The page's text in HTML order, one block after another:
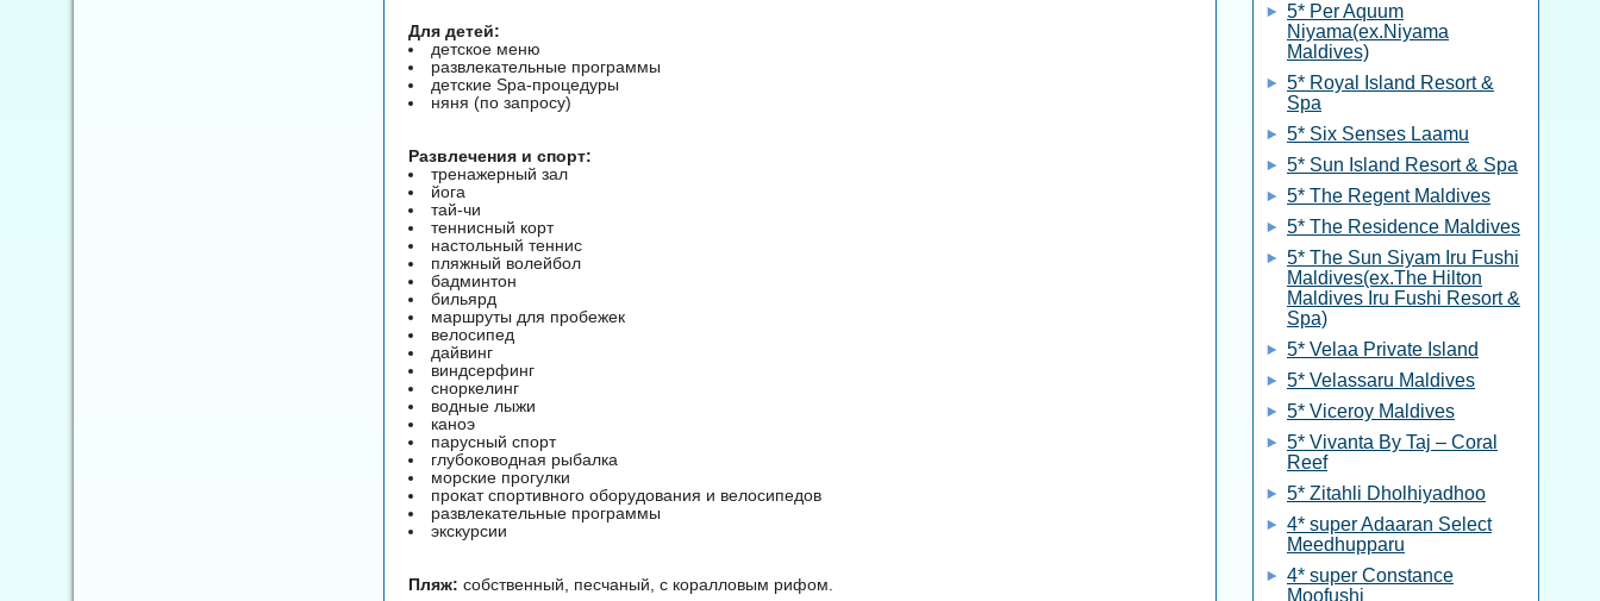
Для детей:
детское меню
развлекательные программы
детские Spa-процедуры
няня (по запросу)
Развлечения и спорт:
тренажерный зал
йога
тай-чи
теннисный корт
настольный теннис
пляжный волейбол
бадминтон
бильярд
маршруты для пробежек
велосипед
дайвинг
виндсерфинг
сноркелинг
водные лыжи
каноэ
парусный спорт
глубоководная рыбалка
морские прогулки
прокат спортивного оборудования и велосипедов
развлекательные программы
экскурсии
Пляж: собственный, песчаный, с коралловым рифом.
5* Per Aquum
Niyama(ex.Niyama
Maldives)
5* Royal Island Resort &
Spa
5* Six Senses Laamu
5* Sun Island Resort & Spa
5* The Regent Maldives
5* The Residence Maldives
5* The Sun Siyam Iru Fushi
Maldives(ex.The Hilton
Maldives Iru Fushi Resort &
Spa)
5* Velaa Private Island
5* Velassaru Maldives
5* Viceroy Maldives
5* Vivanta By Taj – Coral
Reef
5* Zitahli Dholhiyadhoo
4* super Adaaran Select
Meedhupparu
4* super Constance
Moofushi